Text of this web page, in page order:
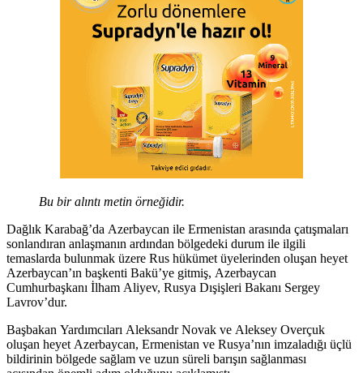
Bu bir alıntı metin örneğidir.
Dağlık Karabağ’da Azerbaycan ile Ermenistan arasında çatışmaları
sonlandıran anlaşmanın ardından bölgedeki durum ile ilgili
temaslarda bulunmak üzere Rus hükümet üyelerinden oluşan heyet
Azerbaycan’ın başkenti Bakü’ye gitmiş, Azerbaycan
Cumhurbaşkanı İlham Aliyev, Rusya Dışişleri Bakanı Sergey
Lavrov’dur.
Başbakan Yardımcıları Aleksandr Novak ve Aleksey Overçuk
oluşan heyet Azerbaycan, Ermenistan ve Rusya’nın imzaladığı üçlü
bildirinin bölgede sağlam ve uzun süreli barışın sağlanması